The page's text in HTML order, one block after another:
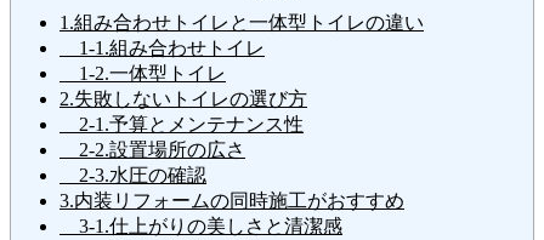
1.組み合わせトイレと一体型トイレの違い
1-1.組み合わせトイレ
1-2.一体型トイレ
2.失敗しないトイレの選び方
2-1.予算とメンテナンス性
2-2.設置場所の広さ
2-3.水圧の確認
3.内装リフォームの同時施工がおすすめ
3-1.仕上がりの美しさと清潔感